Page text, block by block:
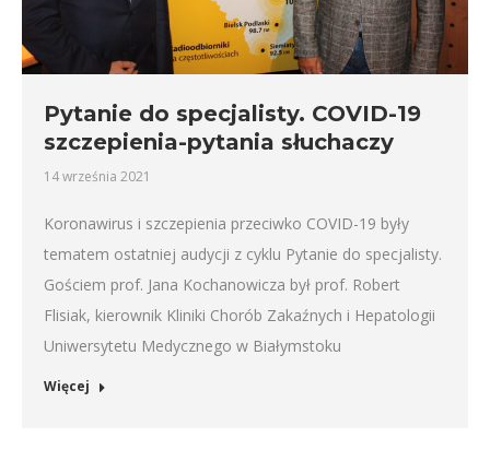
Pytanie do specjalisty. COVID-19
szczepienia-pytania słuchaczy
14 września 2021
Koronawirus i szczepienia przeciwko COVID-19 były
tematem ostatniej audycji z cyklu Pytanie do specjalisty.
Gościem prof. Jana Kochanowicza był prof. Robert
Flisiak, kierownik Kliniki Chorób Zakaźnych i Hepatologii
Uniwersytetu Medycznego w Białymstoku
Więcej